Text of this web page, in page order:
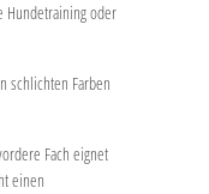
Hundetraining oder
schlichten Farben
Fach eignet
einen